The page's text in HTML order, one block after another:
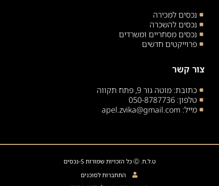
נכסים למכירה
נכסים להשכרה
נכסים מסחריים ומשרדים
פרוייקטים חדשים
צור קשר
כתובת: מוטה גור 9, פתח תקווה
טלפון: 050-8787736
מייל: apel.zvika@gmail.com
ט.ל.ח. Ⓒ כל הזכויות שמורות S-נכסים
התחברות לסוכנים